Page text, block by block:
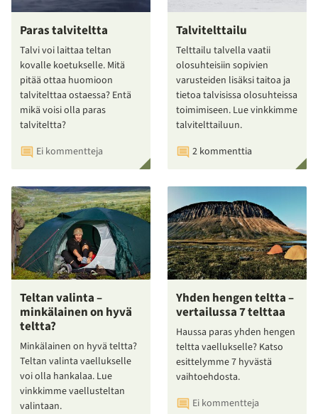
Paras talviteltta
Talvi voi laittaa teltan
kovalle koetukselle. Mitä
pitää ottaa huomioon
talvitelttaa ostaessa? Entä
mikä voisi olla paras
talviteltta?
Ei kommentteja
Talvitelttailu
Telttailu talvella vaatii
olosuhteisiin sopivien
varusteiden lisäksi taitoa ja
tietoa talvisissa olosuhteissa
toimimiseen. Lue vinkkimme
talvitelttailuun.
2 kommenttia
Teltan valinta –
minkälainen on hyvä
teltta?
Minkälainen on hyvä teltta?
Teltan valinta vaellukselle
voi olla hankalaa. Lue
vinkkimme vaellusteltan
valintaan.
Yhden hengen teltta –
vertailussa 7 telttaa
Haussa paras yhden hengen
teltta vaellukselle? Katso
esittelymme 7 hyvästä
vaihtoehdosta.
Ei kommentteja